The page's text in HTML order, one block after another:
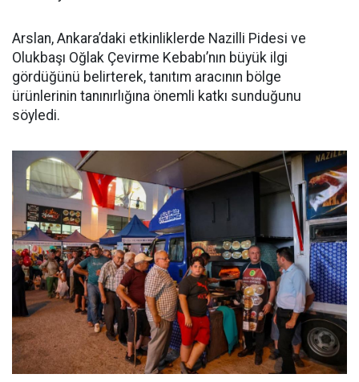
Arslan, Ankara’daki etkinliklerde Nazilli Pidesi ve
Olukbaşı Oğlak Çevirme Kebabı’nın büyük ilgi
gördüğünü belirterek, tanıtım aracının bölge
ürünlerinin tanınırlığına önemli katkı sunduğunu
söyledi.